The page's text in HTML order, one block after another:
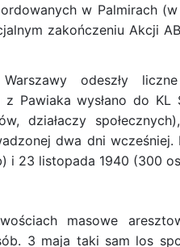
w Palmirach
zakończeniu Akcji
odeszły
Pawiaka wysłano do KL
działaczy
dwa dni
i 23 listopada 1940 (300
masowe
3 maja taki sam los